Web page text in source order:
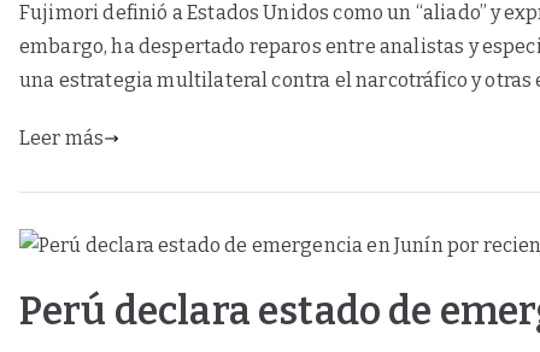
Fujimori definió a Estados Unidos como un “aliado” y
embargo, ha despertado reparos entre analistas y
una estrategia multilateral contra el narcotráfico y otras
Leer más
Perú declara estado de